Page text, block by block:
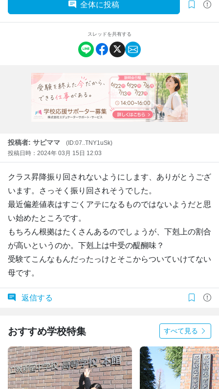
全体に投稿
スレッドを共有する
投稿者: サピママ
(ID:07..TNY1uSk)
投稿日時：2024年 03月 15日 12:03
クラス昇降振り回されないようにします、ありがとうござ
います。さっそく振り回されそうでした。
最近偏差値表はすごくアテになるものではないようだと思
い始めたところです。
もちろん根拠はたくさんあるのでしょうが、下剋上の割合
が高いというのか。下剋上は中受の醍醐味？
受験てこんなもんだったっけとそこからついていけてない
母です。
返信する
おすすめ学校特集 すべて見る